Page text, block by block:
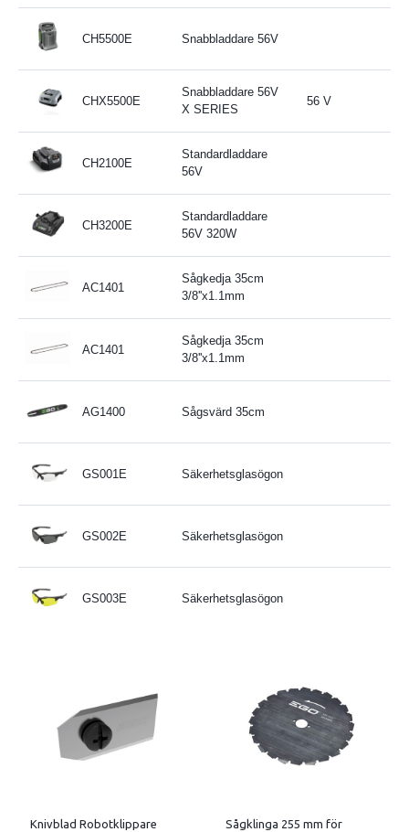
CH5500E Snabbladdare 56V
CHX5500E
Snabbladdare 56V
X SERIES
56 V
CH2100E
Standardladdare
56V
CH3200E
Standardladdare
56V 320W
AC1401
Sågkedja 35cm
3/8''x1.1mm
AC1401
Sågkedja 35cm
3/8''x1.1mm
AG1400 Sågsvärd 35cm
GS001E Säkerhetsglasögon
GS002E Säkerhetsglasögon
GS003E Säkerhetsglasögon
Knivblad Robotklippare
Sågklinga 255 mm för